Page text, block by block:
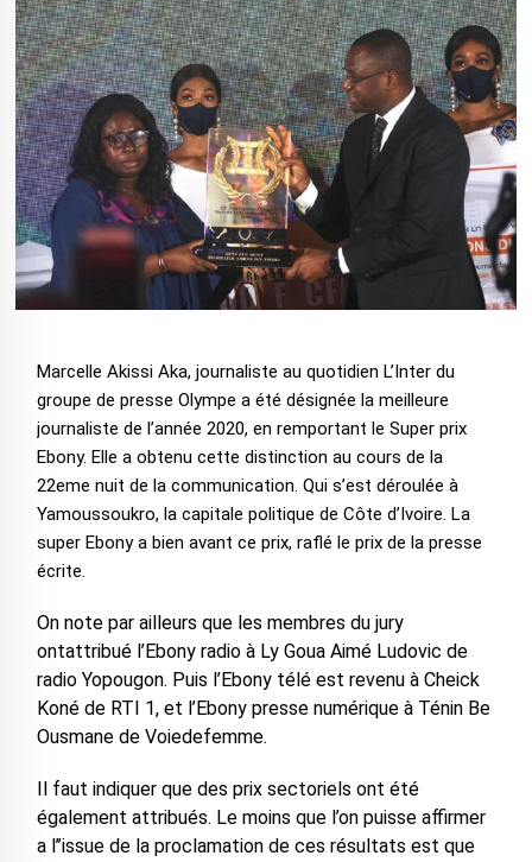
Marcelle Akissi Aka, journaliste au quotidien L’Inter du
groupe de presse Olympe a été désignée la meilleure
journaliste de l’année 2020, en remportant le Super prix
Ebony. Elle a obtenu cette distinction au cours de la
22eme nuit de la communication. Qui s’est déroulée à
Yamoussoukro, la capitale politique de Côte d’Ivoire. La
super Ebony a bien avant ce prix, raflé le prix de la presse
écrite.
On note par ailleurs que les membres du jury
ontattribué l’Ebony radio à Ly Goua Aimé Ludovic de
radio Yopougon. Puis l’Ebony télé est revenu à Cheick
Koné de RTI 1, et l’Ebony presse numérique à Ténin Be
Ousmane de Voiedefemme.
Il faut indiquer que des prix sectoriels ont été
également attribués. Le moins que l’on puisse affirmer
a l’’issue de la proclamation de ces résultats est que